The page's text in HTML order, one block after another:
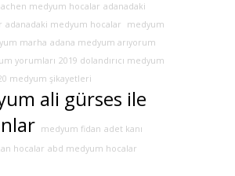
medyum hocalar adanadaki
adanadaki medyum hocalar
medyum
marha adana medyum arıyorum
yorumları 2019 dolandırıcı medyum
medyum şikayetleri
ali gürses ile
medyum fidan adet kanı
hocalar abd medyum hocalar